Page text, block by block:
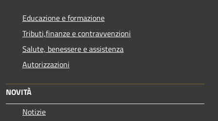
Educazione e formazione
Tributi,finanze e contravvenzioni
Salute, benessere e assistenza
Autorizzazioni
NOVITÀ
Notizie